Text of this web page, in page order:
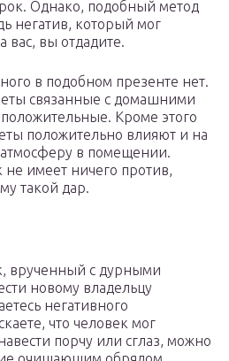
Однако, подобный метод
негатив, который мог
вас, вы отдадите.
в подобном презенте нет.
связанные с домашними
Кроме этого
положительно влияют и на
в помещении.
не имеет ничего против,
такой дар.
врученный с дурными
новому владельцу
негативного
что человек мог
порчу или сглаз, можно